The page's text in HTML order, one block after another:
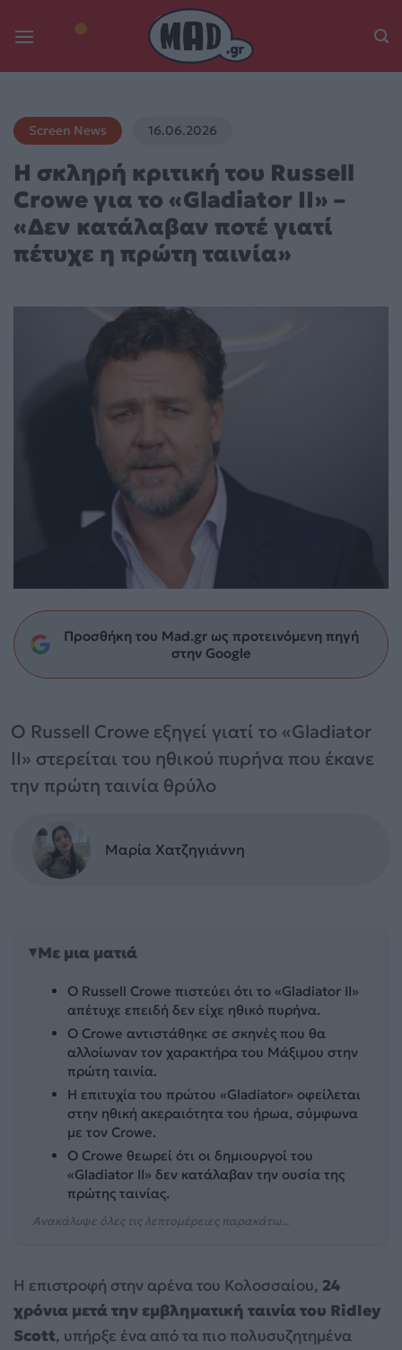
Screen News 16.06.2026
Η σκληρή κριτική του Russell
Crowe για το «Gladiator II» –
«Δεν κατάλαβαν ποτέ γιατί
πέτυχε η πρώτη ταινία»
Προσθήκη του Mad.gr ως προτεινόμενη πηγή
στην Google
Ο Russell Crowe εξηγεί γιατί το «Gladiator
II» στερείται του ηθικού πυρήνα που έκανε
την πρώτη ταινία θρύλο
Μαρία Χατζηγιάννη
Με μια ματιά
Ο Russell Crowe πιστεύει ότι το «Gladiator II»
απέτυχε επειδή δεν είχε ηθικό πυρήνα.
Ο Crowe αντιστάθηκε σε σκηνές που θα
αλλοίωναν τον χαρακτήρα του Μάξιμου στην
πρώτη ταινία.
Η επιτυχία του πρώτου «Gladiator» οφείλεται
στην ηθική ακεραιότητα του ήρωα, σύμφωνα
με τον Crowe.
Ο Crowe θεωρεί ότι οι δημιουργοί του
«Gladiator II» δεν κατάλαβαν την ουσία της
πρώτης ταινίας.
Ανακάλυψε όλες τις λεπτομέρειες παρακάτω...
Η επιστροφή στην αρένα του Κολοσσαίου, 24
χρόνια μετά την εμβληματική ταινία του Ridley
Scott, υπήρξε ένα από τα πιο πολυσυζητημένα